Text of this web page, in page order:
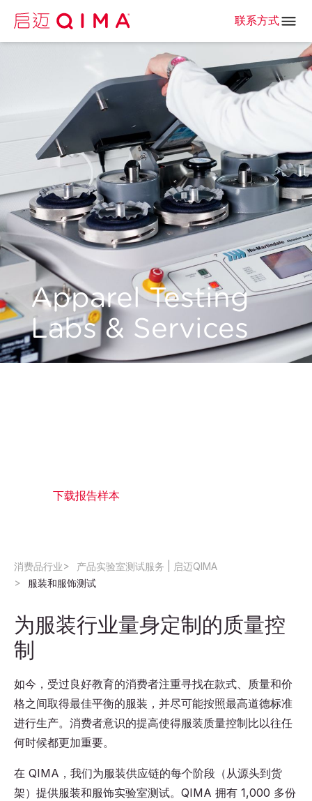
联系方式
Apparel Testing
Labs & Services
下载报告样本
消费品行业
产品实验室测试服务 | 启迈QIMA
服装和服饰测试
为服装行业量身定制的质量控
制
如今，受过良好教育的消费者注重寻找在款式、质量和价
格之间取得最佳平衡的服装，并尽可能按照最高道德标准
进行生产。消费者意识的提高使得服装质量控制比以往任
何时候都更加重要。
在 QIMA，我们为服装供应链的每个阶段（从源头到货
架）提供服装和服饰实验室测试。QIMA 拥有 1,000 多份